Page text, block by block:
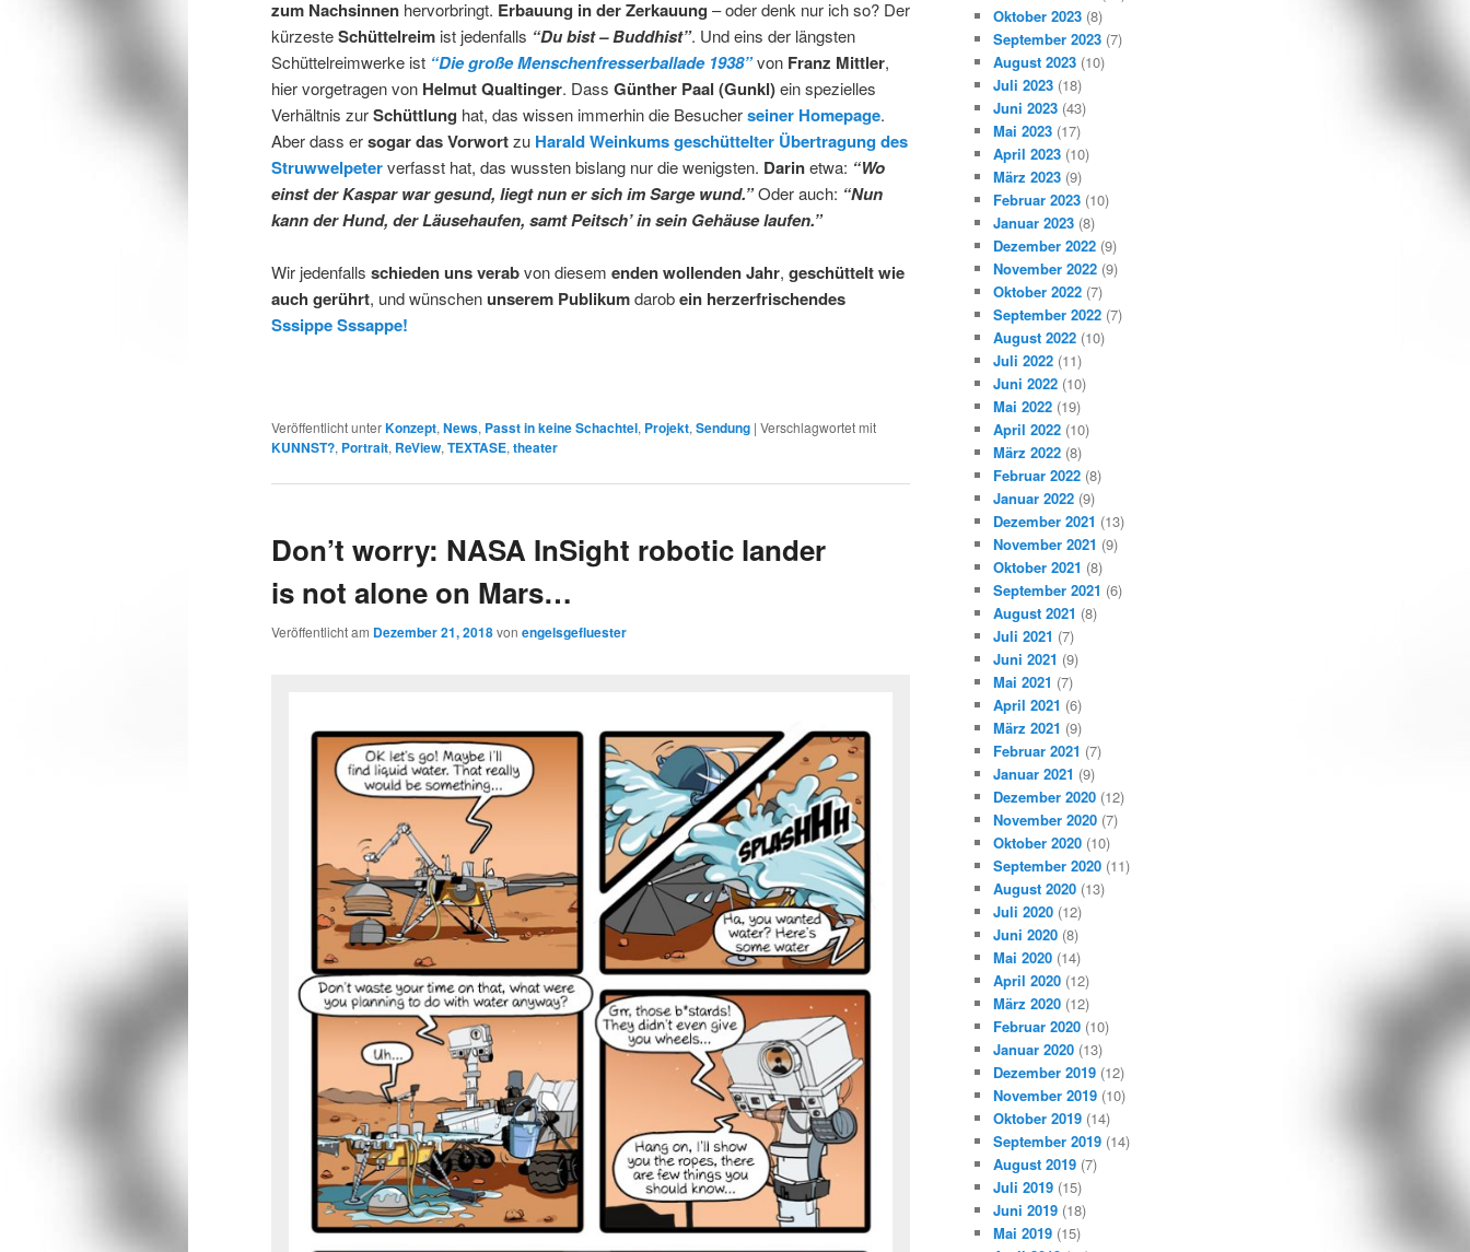
zum Nachsinnen hervorbringt. Erbauung in der Zerkauung – oder denk nur ich so? Der
kürzesteSchüttelreim ist jedenfalls “Du bist – Buddhist”. Und eins der längsten
Schüttelreimwerke ist “Die große Menschenfresserballade 1938”von Franz Mittler,
hier vorgetragen von Helmut Qualtinger. Dass Günther Paal (Gunkl)ein spezielles
Verhältnis zurSchüttlung hat, das wissen immerhin die Besucherseiner Homepage.
Aber dass ersogar das Vorwortzu Harald Weinkums geschüttelter Übertragung des
Struwwelpeterverfasst hat, das wussten bislang nur die wenigsten. Darinetwa: “Wo
einst der Kaspar war gesund, liegt nun er sich im Sarge wund.”Oder auch: “Nun
kann der Hund, der Läusehaufen, samt Peitsch’ in sein Gehäuse laufen.”
Wir jedenfalls schieden uns verabvon diesem enden wollenden Jahr, geschütteltwie
auch gerührt, und wünschenunserem Publikumdarobein herzerfrischendes
Sssippe Sssappe!
Veröffentlicht unterKonzept, News, Passt in keine Schachtel, Projekt, Sendung | Verschlagwortet mit
KUNNST?, Portrait, ReView, TEXTASE, theater
Don’t worry: NASA InSight robotic lander
is not alone on Mars…
Veröffentlicht am Dezember 21, 2018von engelsgefluester
Oktober 2023 (8)
September 2023 (7)
August 2023 (10)
Juli 2023 (18)
Juni 2023 (43)
Mai 2023 (17)
April 2023 (10)
März 2023 (9)
Februar 2023 (10)
Januar 2023 (8)
Dezember 2022 (9)
November 2022 (9)
Oktober 2022 (7)
September 2022 (7)
August 2022 (10)
Juli 2022 (11)
Juni 2022 (10)
Mai 2022 (19)
April 2022 (10)
März 2022 (8)
Februar 2022 (8)
Januar 2022 (9)
Dezember 2021 (13)
November 2021 (9)
Oktober 2021 (8)
September 2021 (6)
August 2021 (8)
Juli 2021 (7)
Juni 2021 (9)
Mai 2021 (7)
April 2021 (6)
März 2021 (9)
Februar 2021 (7)
Januar 2021 (9)
Dezember 2020 (12)
November 2020 (7)
Oktober 2020 (10)
September 2020 (11)
August 2020 (13)
Juli 2020 (12)
Juni 2020 (8)
Mai 2020 (14)
April 2020 (12)
März 2020 (12)
Februar 2020 (10)
Januar 2020 (13)
Dezember 2019 (12)
November 2019 (10)
Oktober 2019 (14)
September 2019 (14)
August 2019 (7)
Juli 2019 (15)
Juni 2019 (18)
Mai 2019 (15)